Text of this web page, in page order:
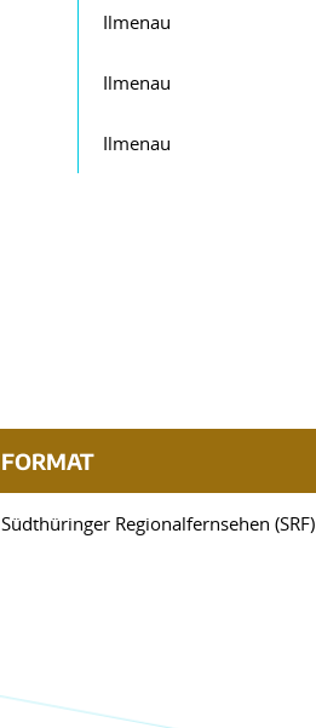
Ilmenau
Ilmenau
Ilmenau
FORMAT
Südthüringer Regionalfernsehen (SRF)